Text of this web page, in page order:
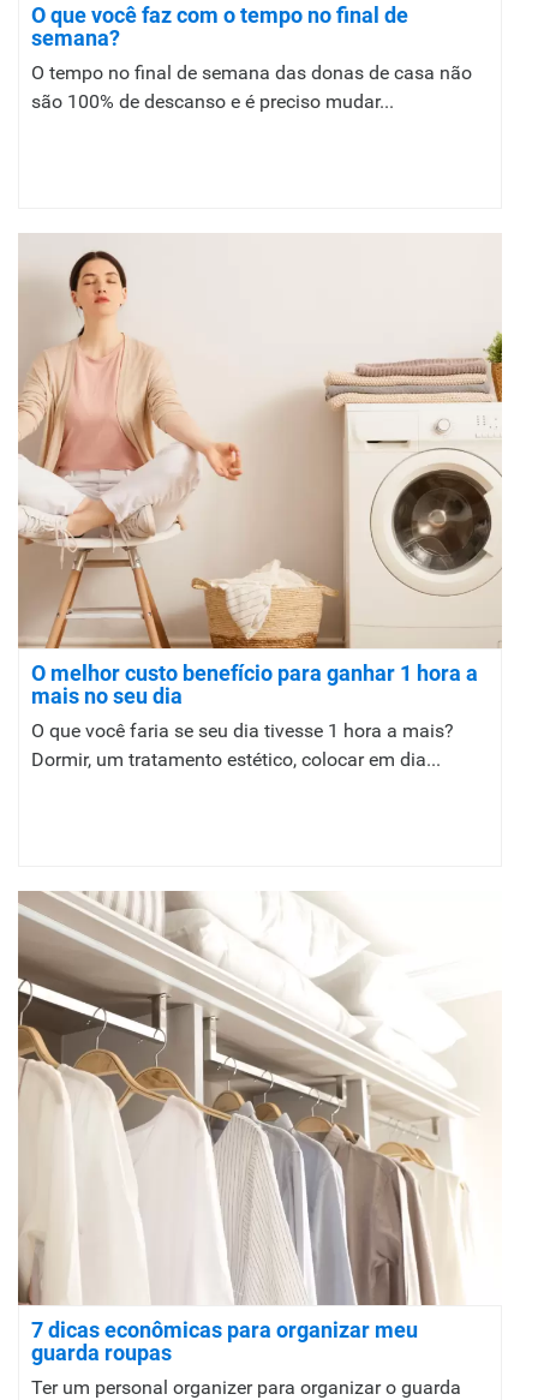
O que você faz com o tempo no final de
semana?
O tempo no final de semana das donas de casa não
são 100% de descanso e é preciso mudar...
O melhor custo benefício para ganhar 1 hora a
mais no seu dia
O que você faria se seu dia tivesse 1 hora a mais?
Dormir, um tratamento estético, colocar em dia...
7 dicas econômicas para organizar meu
guarda roupas
Ter um personal organizer para organizar o guarda